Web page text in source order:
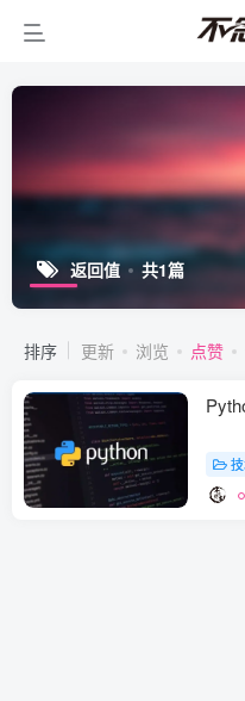
返回值 共1篇
排序 更新 浏览 点赞